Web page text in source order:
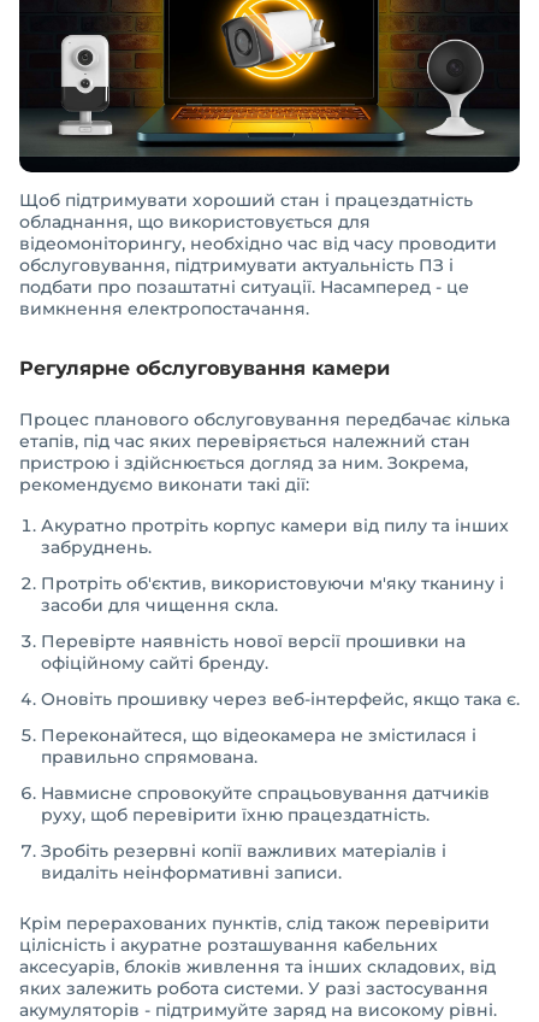
Щоб підтримувати хороший стан і працездатність
обладнання, що використовується для
відеомоніторингу, необхідно час від часу проводити
обслуговування, підтримувати актуальність ПЗ і
подбати про позаштатні ситуації. Насамперед - це
вимкнення електропостачання.
Регулярне обслуговування камери
Процес планового обслуговування передбачає кілька
етапів, під час яких перевіряється належний стан
пристрою і здійснюється догляд за ним. Зокрема,
рекомендуємо виконати такі дії:
Акуратно протріть корпус камери від пилу та інших
забруднень.
Протріть об'єктив, використовуючи м'яку тканину і
засоби для чищення скла.
Перевірте наявність нової версії прошивки на
офіційному сайті бренду.
Оновіть прошивку через веб-інтерфейс, якщо така є.
Переконайтеся, що відеокамера не змістилася і
правильно спрямована.
Навмисне спровокуйте спрацьовування датчиків
руху, щоб перевірити їхню працездатність.
Зробіть резервні копії важливих матеріалів і
видаліть неінформативні записи.
Крім перерахованих пунктів, слід також перевірити
цілісність і акуратне розташування кабельних
аксесуарів, блоків живлення та інших складових, від
яких залежить робота системи. У разі застосування
акумуляторів - підтримуйте заряд на високому рівні.